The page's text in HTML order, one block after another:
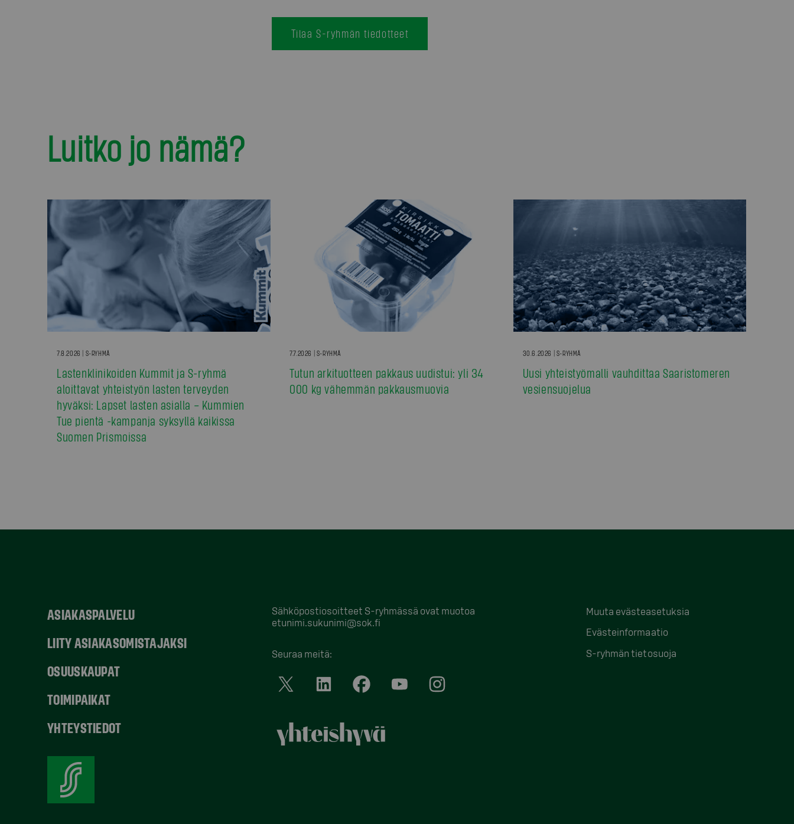
Tilaa S-ryhmän tiedotteet
Luitko jo nämä?
7.8.2026 | S-RYHMÄ
Lastenklinikoiden Kummit ja S-ryhmä
aloittavat yhteistyön lasten terveyden
hyväksi: Lapset lasten asialla – Kummien
Tue pientä -kampanja syksyllä kaikissa
Suomen Prismoissa
7.7.2026 | S-RYHMÄ
Tutun arkituotteen pakkaus uudistui: yli 34
000 kg vähemmän pakkausmuovia
30.6.2026 | S-RYHMÄ
Uusi yhteistyömalli vauhdittaa Saaristomeren
vesiensuojelua
ASIAKASPALVELU
LIITY ASIAKASOMISTAJAKSI
OSUUSKAUPAT
TOIMIPAIKAT
YHTEYSTIEDOT
Sähköpostiosoitteet S-ryhmässä ovat muotoa
etunimi.sukunimi@sok.fi
Seuraa meitä:
Muuta evästeasetuksia
Evästeinformaatio
S-ryhmän tietosuoja